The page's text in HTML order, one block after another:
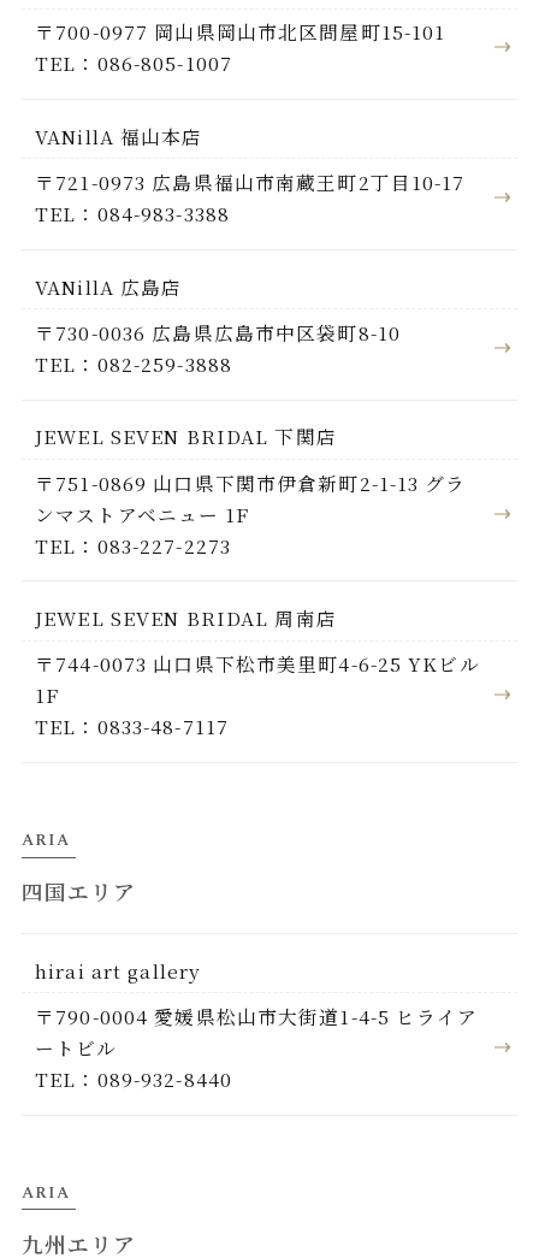
〒700-0977 岡山県岡山市北区問屋町15-101
TEL：086-805-1007
VANillA 福山本店
〒721-0973 広島県福山市南蔵王町2丁目10-17
TEL：084-983-3388
VANillA 広島店
〒730-0036 広島県広島市中区袋町8-10
TEL：082-259-3888
JEWEL SEVEN BRIDAL 下関店
〒751-0869 山口県下関市伊倉新町2-1-13 グラ
ンマストアベニュー 1F
TEL：083-227-2273
JEWEL SEVEN BRIDAL 周南店
〒744-0073 山口県下松市美里町4-6-25 YKビル
1F
TEL：0833-48-7117
ARIA
四国エリア
hirai art gallery
〒790-0004 愛媛県松山市大街道1-4-5 ヒライア
ートビル
TEL：089-932-8440
ARIA
九州エリア